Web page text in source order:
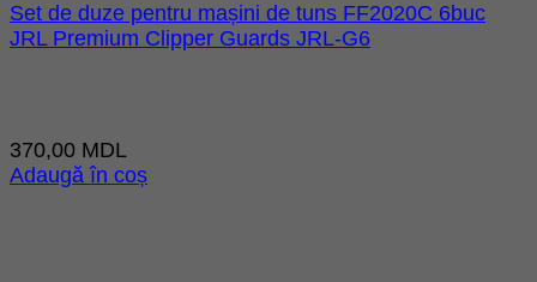
Set de duze pentru mașini de tuns FF2020C 6buc
JRL Premium Clipper Guards JRL-G6
370,00 MDL
Adaugă în coș